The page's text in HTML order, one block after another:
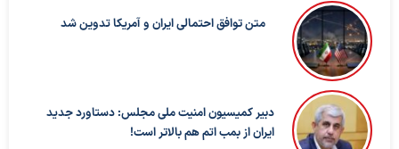
متن توافق احتمالی ایران و آمریکا تدوین شد
دبیر کمیسیون امنیت ملی مجلس: دستاورد جدید
ایران از بمب اتم هم بالاتر است!